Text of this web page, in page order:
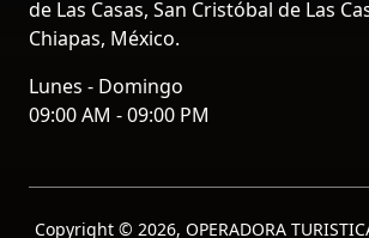
de Las Casas, San Cristóbal de Las
Chiapas, México.
Lunes - Domingo
09:00 AM - 09:00 PM
Copyright © 2026, OPERADORA